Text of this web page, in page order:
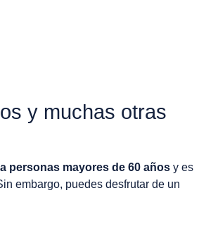
y muchas otras
personas mayores de 60 años y es
embargo, puedes desfrutar de un